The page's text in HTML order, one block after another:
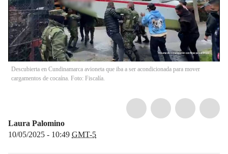
Descubierta en Cundinamarca avioneta que iba a ser acondicionada para mover
cargamentos de cocaína. Foto: Fiscalía.
Laura Palomino
10/05/2025 - 10:49 GMT-5